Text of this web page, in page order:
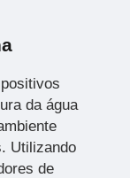
da água
Utilizando
de